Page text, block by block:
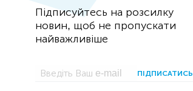
Підписуйтесь на розсилку
новин, щоб не пропускати
найважливіше
ПІДПИСАТИСЬ